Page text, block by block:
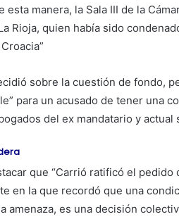
manera, la Sala III de la
Rioja, quien había sido
sobre la cuestión de fondo,
para un acusado de tener una
del ex mandatario y actual
que “Carrió ratificó el
en la que recordó que una
amenaza, es una decisión